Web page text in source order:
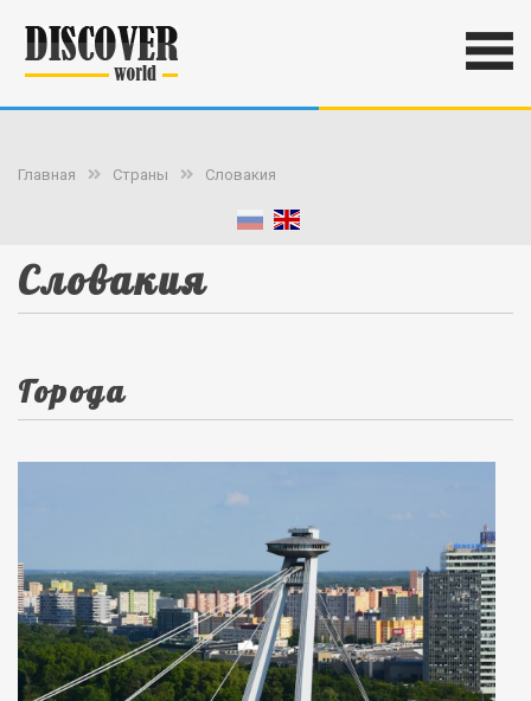
Главная Страны Словакия
Словакия
Города